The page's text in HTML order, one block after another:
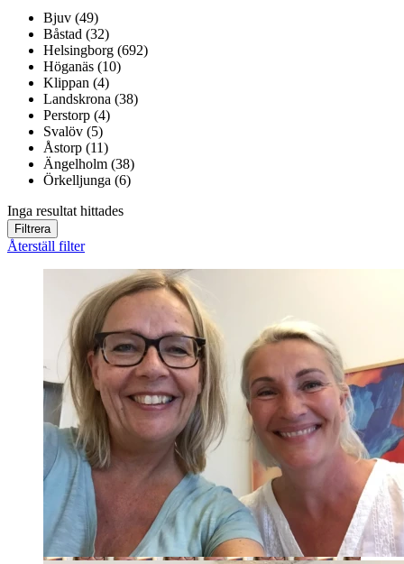
Bjuv (49)
Båstad (32)
Helsingborg (692)
Höganäs (10)
Klippan (4)
Landskrona (38)
Perstorp (4)
Svalöv (5)
Åstorp (11)
Ängelholm (38)
Örkelljunga (6)
Inga resultat hittades
Filtrera
Återställ filter